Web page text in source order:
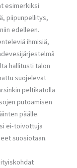
esimerkiksi
piipunpellitys,
edelleen.
ihmisiä,
hallitusti talon
suojelevat
peltikatolla
putoamisen
päälle.
ei-toivottuja
suosiotaan.